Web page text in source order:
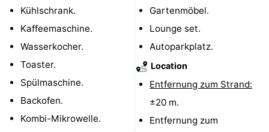
Route
Parken
Reisebuchshop
Adressen
Region
Kühlschrank.
Kaffeemaschine.
Wasserkocher.
Toaster.
Spülmaschine.
Backofen.
Kombi-Mikrowelle.
Gartenmöbel.
Lounge set.
Autoparkplatz.
Location
Entfernung zum Strand:
±20 m.
Entfernung zum